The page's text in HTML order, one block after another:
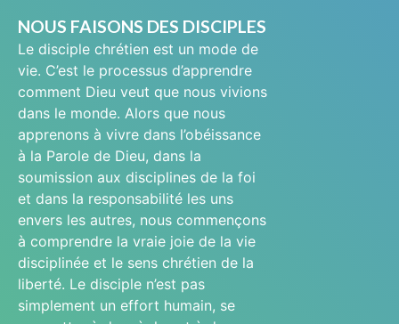
NOUS FAISONS DES DISCIPLES
Le disciple chrétien est un mode de
vie. C’est le processus d’apprendre
comment Dieu veut que nous vivions
dans le monde. Alors que nous
apprenons à vivre dans l’obéissance
à la Parole de Dieu, dans la
soumission aux disciplines de la foi
et dans la responsabilité les uns
envers les autres, nous commençons
à comprendre la vraie joie de la vie
disciplinée et le sens chrétien de la
liberté. Le disciple n’est pas
simplement un effort humain, se